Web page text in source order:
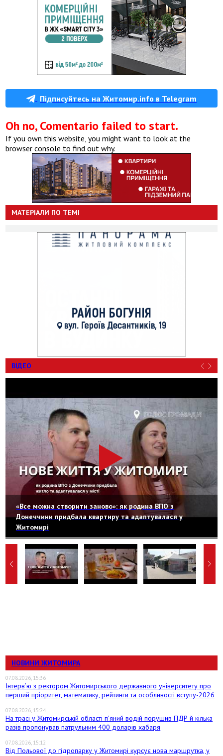
Підписуйтесь на Житомир.info в Telegram
Oh no, Comentario failed to start.
If you own this website, you might want to look at the
browser console to find out why.
МАТЕРІАЛИ ПО ТЕМІ
ВІДЕО
«Все можна створити заново»: як родина ВПО з
Донеччини придбала квартиру та адаптувалася у
Житомирі
НОВИНИ ЖИТОМИРА
07.08.2026, 15:36
Інтерв’ю з ректором Житомирського державного університету про
перший пріоритет, математику, рейтинги та особливості вступу-2026
07.08.2026, 15:24
На трасі у Житомирській області п’яний водій порушив ПДР й кілька
разів пропонував патрульним 400 доларів хабаря
07.08.2026, 15:12
Від Польової до гідропарку у Житомирі курсує нова маршрутка, у